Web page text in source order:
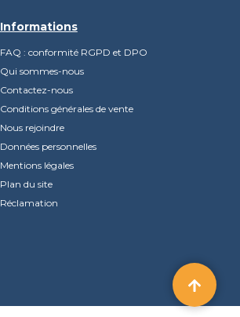
Informations
FAQ : conformité RGPD et DPO
Qui sommes-nous
Contactez-nous
Conditions générales de vente
Nous rejoindre
Données personnelles
Mentions légales
Plan du site
Réclamation